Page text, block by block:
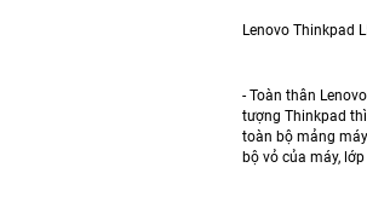
Lenovo Thinkpad
- Toàn thân
tượng Thinkpad
toàn bộ mảng
bộ vỏ của máy,